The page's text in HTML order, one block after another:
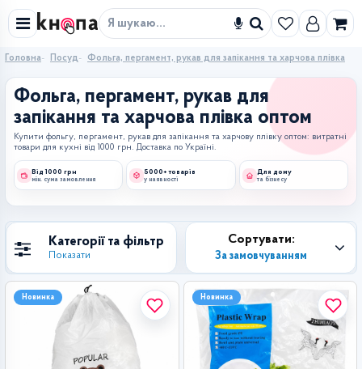
Знайти
Головна Посуд Фольга, пергамент, рукав для запікання та харчова плівка
Фольга, пергамент, рукав для
запікання та харчова плівка оптом
Купити фольгу, пергамент, рукав для запікання та харчову плівку оптом: витратні
товари для кухні від 1000 грн. Доставка по Україні.
Від 1000 грн
мін. сума замовлення
5000+ товарів
у наявності
Для дому
та бізнесу
Категорії та фільтр
Показати
Сортувати:
За замовчуванням
Новинка Новинка